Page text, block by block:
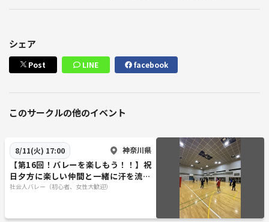
シェア
Post LINE facebook
このサークルの他のイベント
8/11(火) 17:00 神奈川県
【第16回！バレーを楽しもう！！】祝
日夕方に楽しい仲間と一緒に汗を流す
バレーイベント🏐✨
社会人バレー（初心者、女性大歓迎）